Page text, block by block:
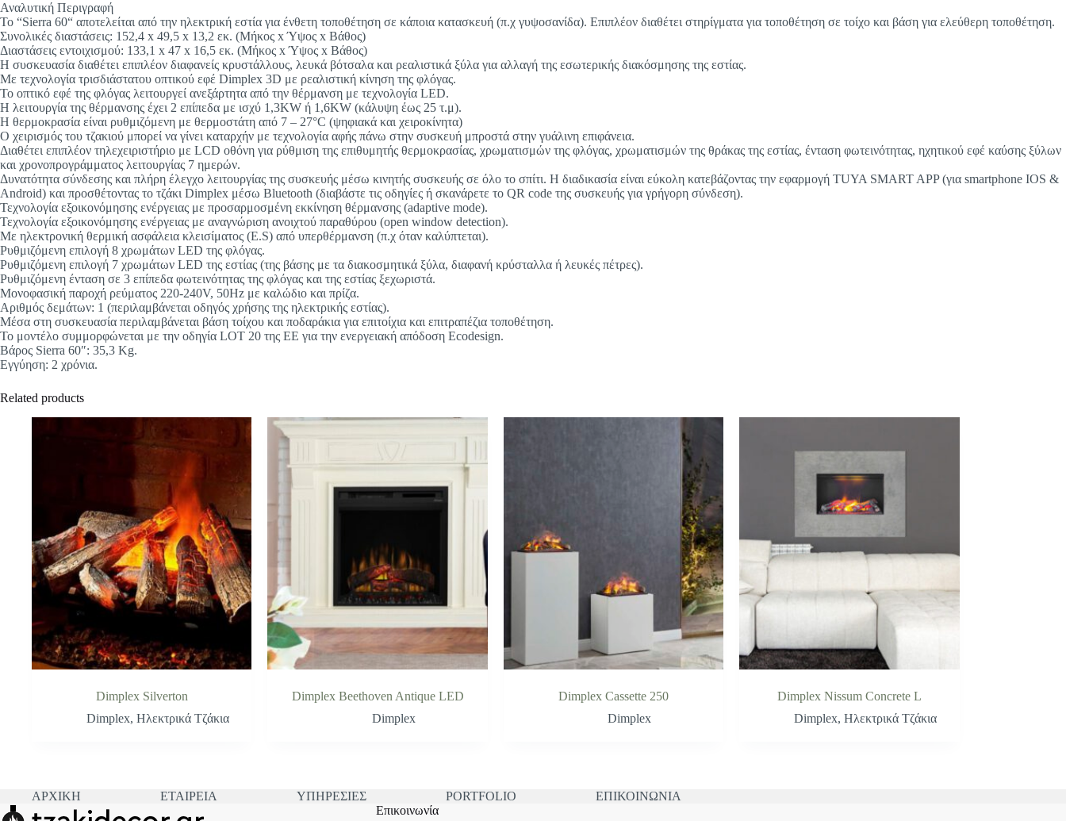
Αναλυτική Περιγραφή
To “Sierra 60“ αποτελείται από την ηλεκτρική εστία για ένθετη τοποθέτηση σε κάποια κατασκευή (π.χ γυψοσανίδα). Επιπλέον διαθέτει στηρίγματα για τοποθέτηση σε τοίχο και βάση για ελεύθερη τοποθέτηση.
Συνολικές διαστάσεις: 152,4 x 49,5 x 13,2 εκ. (Μήκος x Ύψος x Βάθος)
Διαστάσεις εντοιχισμού: 133,1 x 47 x 16,5 εκ. (Μήκος x Ύψος x Βάθος)
Η συσκευασία διαθέτει επιπλέον διαφανείς κρυστάλλους, λευκά βότσαλα και ρεαλιστικά ξύλα για αλλαγή της εσωτερικής διακόσμησης της εστίας.
Με τεχνολογία τρισδιάστατου οπτικού εφέ Dimplex 3D με ρεαλιστική κίνηση της φλόγας.
Το οπτικό εφέ της φλόγας λειτουργεί ανεξάρτητα από την θέρμανση με τεχνολογία LED.
Η λειτουργία της θέρμανσης έχει 2 επίπεδα με ισχύ 1,3KW ή 1,6KW (κάλυψη έως 25 τ.μ).
Η θερμοκρασία είναι ρυθμιζόμενη με θερμοστάτη από 7 – 27°C (ψηφιακά και χειροκίνητα)
Ο χειρισμός του τζακιού μπορεί να γίνει καταρχήν με τεχνολογία αφής πάνω στην συσκευή μπροστά στην γυάλινη επιφάνεια.
Διαθέτει επιπλέον τηλεχειριστήριο με LCD οθόνη για ρύθμιση της επιθυμητής θερμοκρασίας, χρωματισμών της φλόγας, χρωματισμών της θράκας της εστίας, ένταση φωτεινότητας, ηχητικού εφέ καύσης ξύλων
και χρονοπρογράμματος λειτουργίας 7 ημερών.
Δυνατότητα σύνδεσης και πλήρη έλεγχο λειτουργίας της συσκευής μέσω κινητής συσκευής σε όλο το σπίτι. Η διαδικασία είναι εύκολη κατεβάζοντας την εφαρμογή TUYA SMART APP (για smartphone IOS &
Android) και προσθέτοντας το τζάκι Dimplex μέσω Bluetooth (διαβάστε τις οδηγίες ή σκανάρετε το QR code της συσκευής για γρήγορη σύνδεση).
Τεχνολογία εξοικονόμησης ενέργειας με προσαρμοσμένη εκκίνηση θέρμανσης (adaptive mode).
Τεχνολογία εξοικονόμησης ενέργειας με αναγνώριση ανοιχτού παραθύρου (open window detection).
Με ηλεκτρονική θερμική ασφάλεια κλεισίματος (E.S) από υπερθέρμανση (π.χ όταν καλύπτεται).
Ρυθμιζόμενη επιλογή 8 χρωμάτων LED της φλόγας.
Ρυθμιζόμενη επιλογή 7 χρωμάτων LED της εστίας (της βάσης με τα διακοσμητικά ξύλα, διαφανή κρύσταλλα ή λευκές πέτρες).
Ρυθμιζόμενη ένταση σε 3 επίπεδα φωτεινότητας της φλόγας και της εστίας ξεχωριστά.
Μονοφασική παροχή ρεύματος 220-240V, 50Hz με καλώδιο και πρίζα.
Αριθμός δεμάτων: 1 (περιλαμβάνεται οδηγός χρήσης της ηλεκτρικής εστίας).
Μέσα στη συσκευασία περιλαμβάνεται βάση τοίχου και ποδαράκια για επιτοίχια και επιτραπέζια τοποθέτηση.
Το μοντέλο συμμορφώνεται με την οδηγία LOT 20 της ΕΕ για την ενεργειακή απόδοση Ecodesign.
Βάρος Sierra 60″: 35,3 Kg.
Εγγύηση: 2 χρόνια.
Related products
Dimplex Silverton
Dimplex, Ηλεκτρικά Τζάκια
Dimplex Beethoven Antique LED
Dimplex
Dimplex Cassette 250
Dimplex
Dimplex Nissum Concrete L
Dimplex, Ηλεκτρικά Τζάκια
ΑΡΧΙΚΗ ΕΤΑΙΡΕΙΑ ΥΠΗΡΕΣΙΕΣ PORTFOLIO
ΕΠΙΚΟΙΝΩΝΙΑ
Επικοινωνία